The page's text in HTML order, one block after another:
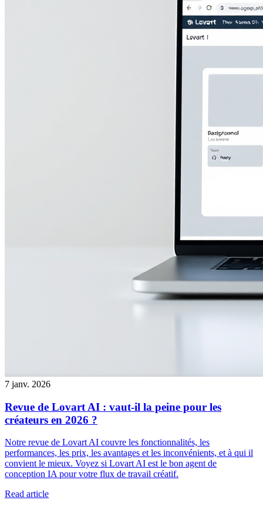
7 janv. 2026
Revue de Lovart AI : vaut-il la peine pour les
créateurs en 2026 ?
Notre revue de Lovart AI couvre les fonctionnalités, les
performances, les prix, les avantages et les inconvénients, et à qui il
convient le mieux. Voyez si Lovart AI est le bon agent de
conception IA pour votre flux de travail créatif.
Read article